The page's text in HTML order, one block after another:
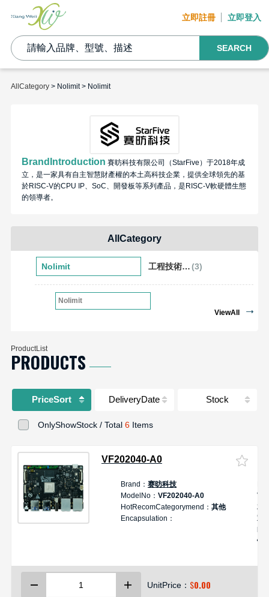
立即註冊 立即登入
SEARCH
AllCategory> Nolimit > Nolimit
BrandIntroduction 賽昉科技有限公司（StarFive）于2018年成
立，是一家具有自主智慧財產權的本土高科技企業，提供全球領先的基
於RISC-V的CPU IP、SoC、開發板等系列產品，是RISC-V軟硬體生態
的領導者。
AllCategory
Nolimit 工程技術開發工具(3)
Nolimit
ViewAll
ProductList
PRODUCTS
PriceSort DeliveryDate Stock
OnlyShowStock / Total 6Items
VF202040-A0
Brand： 赛昉科技
ModelNo： VF202040-A0
HotRecomCategorymend： 其他
Encapsulation：
2
双
性
UnitPrice： $0.00